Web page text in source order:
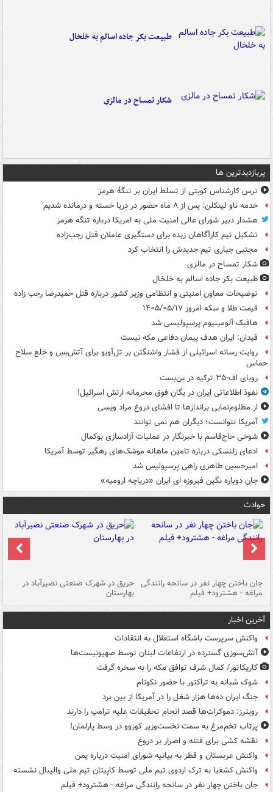
طبیعت بکر جاده اسالم به خلخال
شکار تمساح در مالزی
پربازدیدترین ها
ترس کارشناس کویتی از تسلط ایران بر تنگۀ هرمز
خدمه ناو لینکلن: پس از ۸ ماه حضور در دریا خسته و درمانده‌ شدیم
هشدار دبیر شورای عالی امنیت ملی به امریکا درباره تنگه هرمز
تشکیل تیم کارآگاهان زبده برای دستگیری عاملان قتل رجب‌زاده
مجتبی جباری تیم جدیدش را انتخاب کرد
شکار تمساح در مالزی
طبیعت بکر جاده اسالم به خلخال
توضیحات معاون امنیتی و انتظامی وزیر کشور درباره قتل حمیدرضا رجب زاده
قیمت طلا و سکه امروز ۱۴۰۵/۰۵/۱۷
هافبک آلومینیوم پرسپولیسی شد
فیدان: ایران هدف پیمان دفاعی مکه نیست
روایت رسانه اسرائیلی از فشار واشنگتن بر تل‌آویو برای آتش‌بس و خلع سلاح
حماس
رویای اف-۳۵ ترکیه در بن‌بست
نفوذ اطلاعاتی ایران در یگان فوق محرمانه ارتش اسرائیل!
از مظلوم‌نمایی براندازها تا افشای دروغ مراد ویسی
آمریکا نتوانست؛ دیگران هم نمی توانند
شوخی حاج‌قاسم با خبرنگار در عملیات آزادسازی بوکمال
ادعای زلنسکی درباره تامین ماهانه موشک‌های رهگیر توسط آمریکا
امیرحسین طاهری راهی پرسپولیس شد
جان دوباره نگین فیروزه ای ایران «دریاچه ارومیه»
حوادث
جان باختن چهار نفر در سانحه رانندگی
مراغه - هشترود+ فیلم
حریق در شهرک صنعتی نصیرآباد در
بهارستان
آخرین اخبار
واکنش سرپرست باشگاه استقلال به انتقادات
آتش‌سوزی گسترده در ارتفاعات لبنان توسط صهیونیست‌ها
کاریکاتور/ کمال شرف توافق مکه را به سخره گرفت
شوک شبانه به تراکتور با حضور نکونام
جنگ ایران ده‌ها هزار شغل را در آمریکا از بین برد
رویترز: دموکرات‌ها قصد انجام تحقیقات علیه ترامپ را دارند
پرتاب تخم‌مرغ به سمت نخست‌وزیر کوزوو در وسط پارلمان!
نقشه کشی برای فتنه و اصرار بر دروغ
واکنش عربستان و قطر به بیانیه شورای امنیت درباره یمن
واکنش کشفیا به ترک اردوی تیم ملی توسط کاپیتان تیم ملی والیبال نشسته
جان باختن چهار نفر در سانحه رانندگی مراغه - هشترود+ فیلم